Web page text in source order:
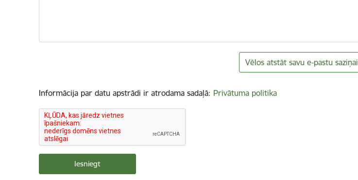
Vēlos atstāt savu e-pastu saziņai
Informācija par datu apstrādi ir atrodama sadaļā: Privātuma politika